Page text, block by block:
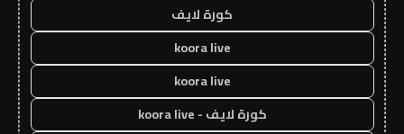
كورة لايف
koora live
koora live
كورة لايف - koora live